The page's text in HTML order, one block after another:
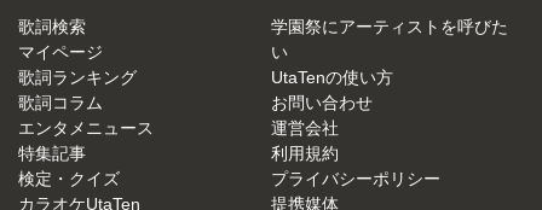
歌詞検索
マイページ
歌詞ランキング
歌詞コラム
エンタメニュース
特集記事
検定・クイズ
カラオケUtaTen
学園祭にアーティストを呼びた
い
UtaTenの使い方
お問い合わせ
運営会社
利用規約
プライバシーポリシー
提携媒体